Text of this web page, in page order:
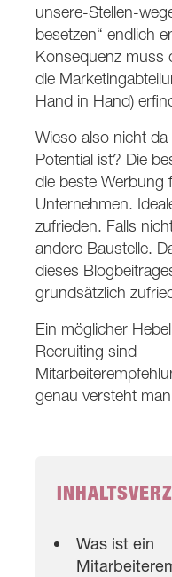
unsere-Stellen-
besetzen“ endlich
Konsequenz muss
die
Hand in Hand)
Wieso also nicht
Potential ist? Die
die beste Werbung
Unternehmen.
zufrieden. Falls
andere Baustelle.
dieses
grundsätzlich
Ein möglicher
Recruiting sind
genau versteht
Was ist ein